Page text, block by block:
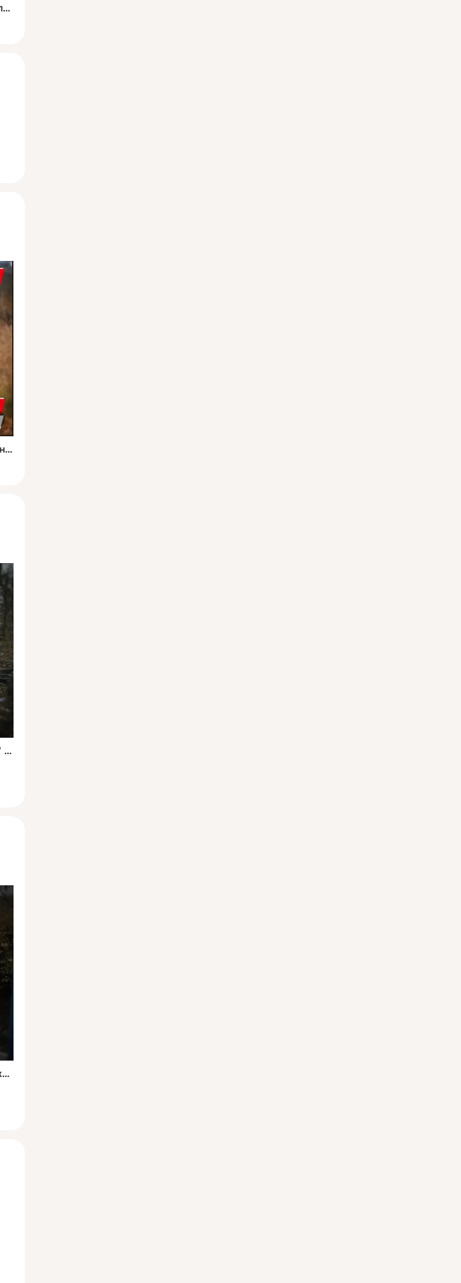
"ВСЁ ПОМНЮ, КАЖДЫЙ ДЕНЬ, КОТОРЫЙ ПРОШЁЛ ЗДЕСЬ" позывной "Лекс", 42-я МСД : военкор Марьяна Наумова
"ВСЁ НОРМАЛЬНО, ДЕРЖИМСЯ, С БОЖИЕЙ ПОМОЩЬЮ" Анна Илясова, позывной "Белка", 42-я гвардейская МСД
"МОЯ БОЕВАЯ СЕМЬЯ. 42-я МОТОСТРЕЛКОВАЯ. МЫ ЖИВЫ" 17.11.23 военкор Марьяна Наумова и "Время покажет"
"РЯЗАНСКИЕ РЕБЯТА "ZA НАШИХ" МЫ ЖИВЫ" 21.11.23 военкор Марьяна Наумова и "Время покажет"